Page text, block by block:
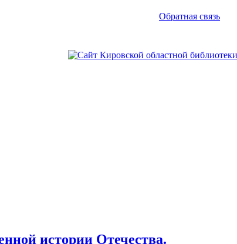
Обратная связь
истории Отечества.